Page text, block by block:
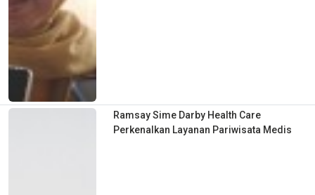
Ramsay Sime Darby Health Care
Perkenalkan Layanan Pariwisata Medis